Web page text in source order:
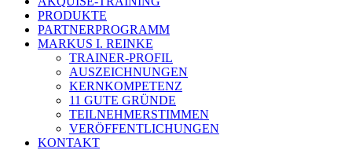
PRODUKTE
PARTNERPROGRAMM
MARKUS I. REINKE
TRAINER-PROFIL
AUSZEICHNUNGEN
KERNKOMPETENZ
11 GUTE GRÜNDE
TEILNEHMERSTIMMEN
VERÖFFENTLICHUNGEN
KONTAKT